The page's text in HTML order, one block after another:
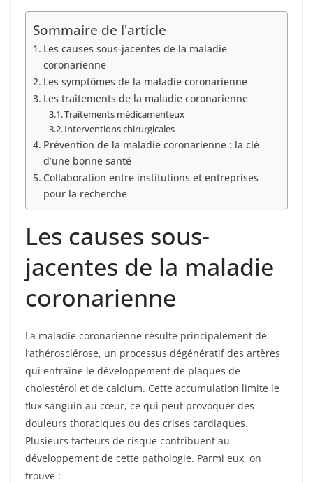
Sommaire de l'article
Les causes sous-jacentes de la maladie
coronarienne
Les symptômes de la maladie coronarienne
Les traitements de la maladie coronarienne
Traitements médicamenteux
Interventions chirurgicales
Prévention de la maladie coronarienne : la clé
d’une bonne santé
Collaboration entre institutions et entreprises
pour la recherche
Les causes sous-
jacentes de la maladie
coronarienne
La maladie coronarienne résulte principalement de
l’athérosclérose, un processus dégénératif des artères
qui entraîne le développement de plaques de
cholestérol et de calcium. Cette accumulation limite le
flux sanguin au cœur, ce qui peut provoquer des
douleurs thoraciques ou des crises cardiaques.
Plusieurs facteurs de risque contribuent au
développement de cette pathologie. Parmi eux, on
trouve :